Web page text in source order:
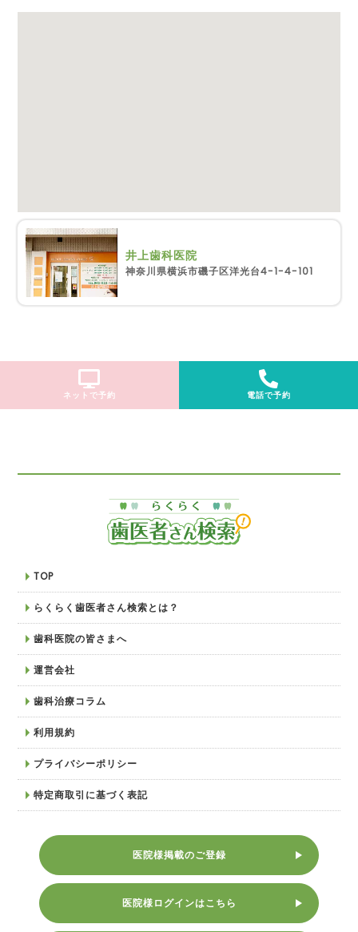
井上歯科医院
神奈川県横浜市磯子区洋光台4-1-4-101
ネットで予約 電話で予約
TOP
らくらく歯医者さん検索とは？
歯科医院の皆さまへ
運営会社
歯科治療コラム
利用規約
プライバシーポリシー
特定商取引に基づく表記
医院様掲載のご登録
医院様ログインはこちら